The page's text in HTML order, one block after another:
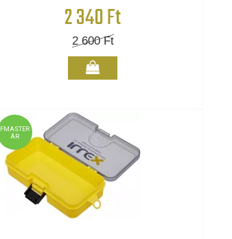
2 340 Ft
2 600Ft
FMASTER
ÁR